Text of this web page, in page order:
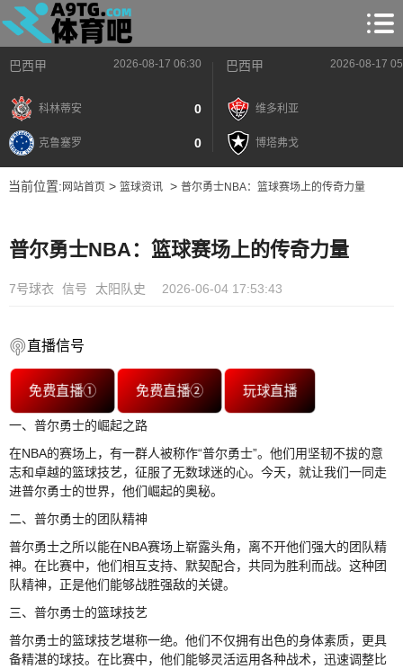
巴西甲 2026-08-17 06:30
科林蒂安 0
克鲁塞罗 0
巴西甲 2026-08-17
维多利亚
博塔弗戈
当前位置: 网站首页> 篮球资讯> 普尔勇士NBA：篮球赛场上的传奇力量
普尔勇士NBA：篮球赛场上的传奇力量
7号球衣 信号 太阳队史 2026-06-04 17:53:43
直播信号
免费直播① 免费直播② 玩球直播
一、普尔勇士的崛起之路
在NBA的赛场上，有一群人被称作“普尔勇士”。他们用坚韧不拔的意
志和卓越的篮球技艺，征服了无数球迷的心。今天，就让我们一同走
进普尔勇士的世界，他们崛起的奥秘。
二、普尔勇士的团队精神
普尔勇士之所以能在NBA赛场上崭露头角，离不开他们强大的团队精
神。在比赛中，他们相互支持、默契配合，共同为胜利而战。这种团
队精神，正是他们能够战胜强敌的关键。
三、普尔勇士的篮球技艺
普尔勇士的篮球技艺堪称一绝。他们不仅拥有出色的身体素质，更具
备精湛的球技。在比赛中，他们能够灵活运用各种战术，迅速调整比